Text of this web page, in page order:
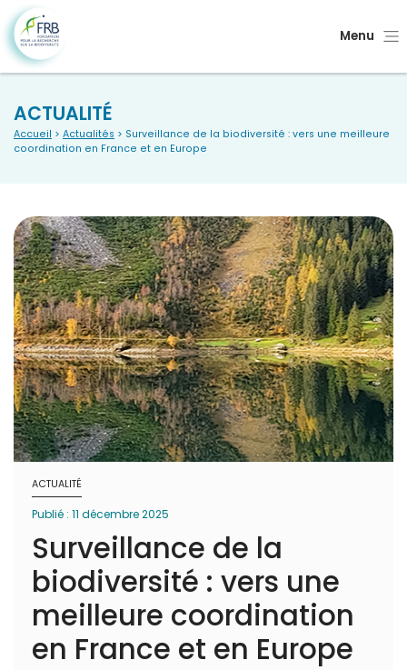
Menu
ACTUALITÉ
Accueil > Actualités > Surveillance de la biodiversité : vers une meilleure
coordination en France et en Europe
ACTUALITÉ
Publié : 11 décembre 2025
Surveillance de la
biodiversité : vers une
meilleure coordination
en France et en Europe